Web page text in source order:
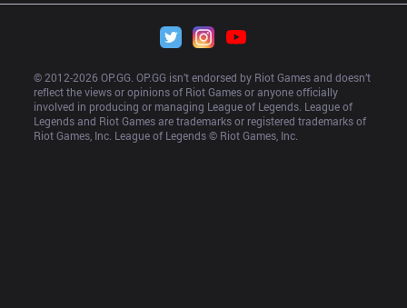
© 2012-2026 OP.GG. OP.GG isn’t endorsed by Riot Games and doesn’t
reflect the views or opinions of Riot Games or anyone officially
involved in producing or managing League of Legends. League of
Legends and Riot Games are trademarks or registered trademarks of
Riot Games, Inc. League of Legends © Riot Games, Inc.